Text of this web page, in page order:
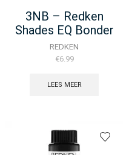
3NB – Redken
Shades EQ Bonder
Inside – 60ML
REDKEN
€6.99
LEES MEER